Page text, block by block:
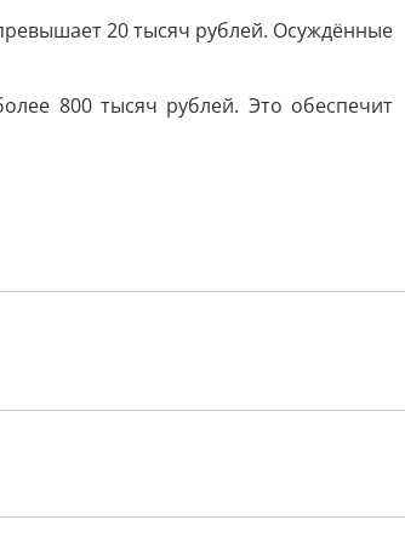
20 тысяч рублей. Осуждённые
800 тысяч рублей. Это обеспечит